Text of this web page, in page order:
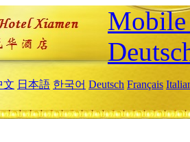
文 日本語 한국어 Deutsch Français